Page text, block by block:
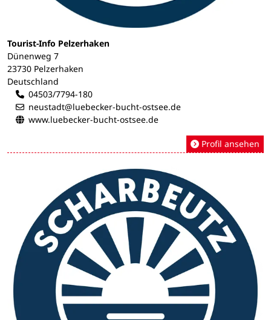
Tourist-Info Pelzerhaken
Dünenweg 7
23730 Pelzerhaken
Deutschland
04503/7794-180
neustadt@luebecker-bucht-ostsee.de
www.luebecker-bucht-ostsee.de
Profil ansehen